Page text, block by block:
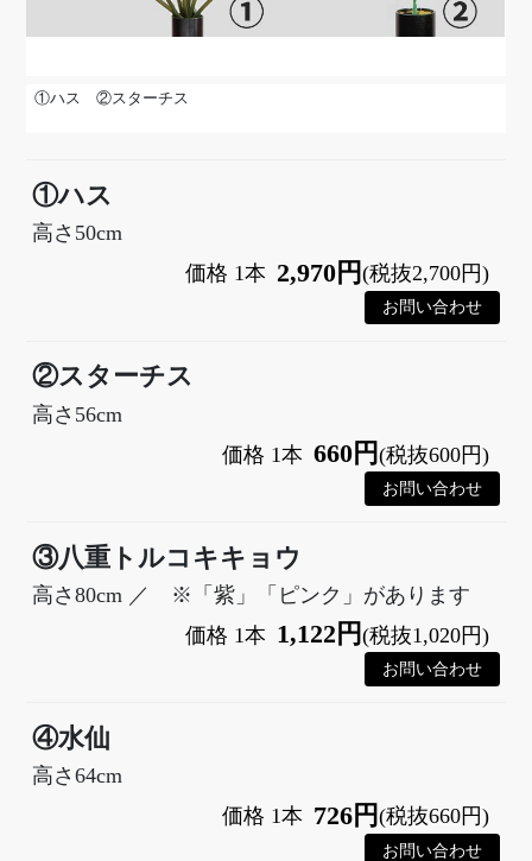
①ハス ②スターチス
①ハス
高さ50cm
価格 1本 2,970円(税抜2,700円)
②スターチス
高さ56cm
価格 1本 660円(税抜600円)
③八重トルコキキョウ
高さ80cm ／ ※「紫」「ピンク」があります
価格 1本 1,122円(税抜1,020円)
④水仙
高さ64cm
価格 1本 726円(税抜660円)